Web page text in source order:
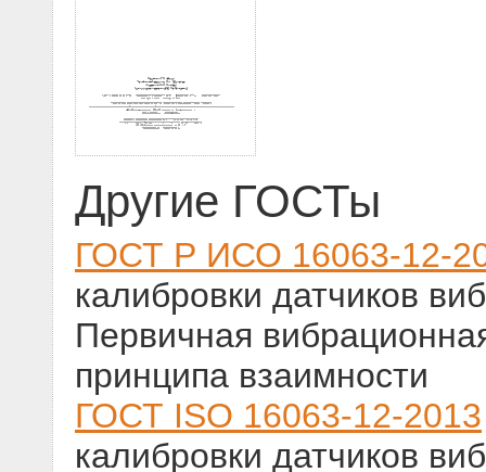
Другие ГОСТы
ГОСТ Р ИСО 16063-12-
калибровки датчиков
Первичная
принципа взаимности
ГОСТ ISO 16063-12-2013
калибровки датчиков